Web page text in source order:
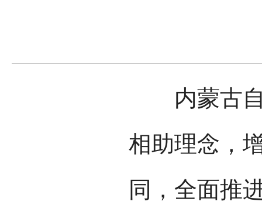
内蒙古自
相助理念，
同，全面推